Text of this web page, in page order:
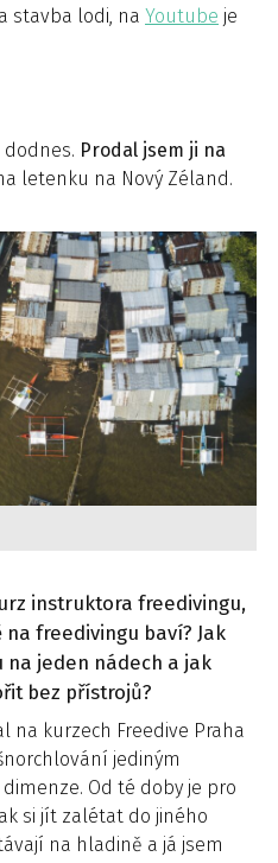
stavba lodi, na Youtube je
Prodal jsem ji na
letenku na Nový Zéland.
instruktora freedivingu,
na freedivingu baví? Jak
na jeden nádech a jak
bez přístrojů?
na kurzech Freedive Praha
jediným
Od té doby je pro
si jít zalétat do jiného
na hladině a já jsem